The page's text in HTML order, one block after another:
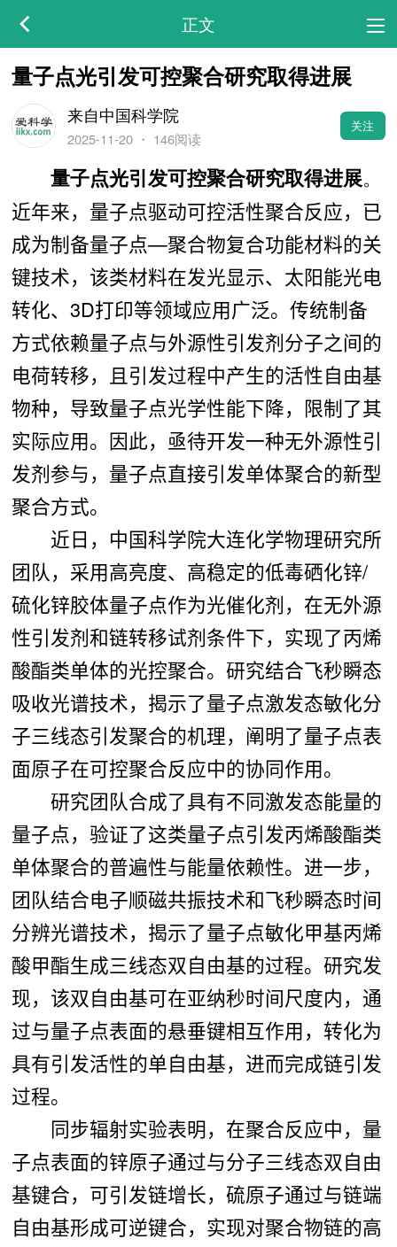
正文
量子点光引发可控聚合研究取得进展
来自中国科学院
2025-11-20・ 146阅读
关注
量子点光引发可控聚合研究取得进展。
近年来，量子点驱动可控活性聚合反应，已
成为制备量子点—聚合物复合功能材料的关
键技术，该类材料在发光显示、太阳能光电
转化、3D打印等领域应用广泛。 传统制备
方式依赖量子点与外源性引发剂分子之间的
电荷转移，且引发过程中产生的活性自由基
物种，导致量子点光学性能下降，限制了其
实际应用。因此，亟待开发一种无外源性引
发剂参与，量子点直接引发单体聚合的新型
聚合方式。
近日，中国科学院大连化学物理研究所
团队，采用高亮度、高稳定的低毒硒化锌/
硫化锌胶体量子点作为光催化剂，在无外源
性引发剂和链转移试剂条件下，实现了丙烯
酸酯类单体的光控聚合。研究结合飞秒瞬态
吸收光谱技术，揭示了量子点激发态敏化分
子三线态引发聚合的机理，阐明了量子点表
面原子在可控聚合反应中的协同作用。
研究团队合成了具有不同激发态能量的
量子点，验证了这类量子点引发丙烯酸酯类
单体聚合的普遍性与能量依赖性。进一步，
团队结合电子顺磁共振技术和飞秒瞬态时间
分辨光谱技术，揭示了量子点敏化甲基丙烯
酸甲酯生成三线态双自由基的过程。研究发
现，该双自由基可在亚纳秒时间尺度内，通
过与量子点表面的悬垂键相互作用，转化为
具有引发活性的单自由基，进而完成链引发
过程。
同步辐射实验表明，在聚合反应中，量
子点表面的锌原子通过与分子三线态双自由
基键合，可引发链增长，硫原子通过与链端
自由基形成可逆键合，实现对聚合物链的高